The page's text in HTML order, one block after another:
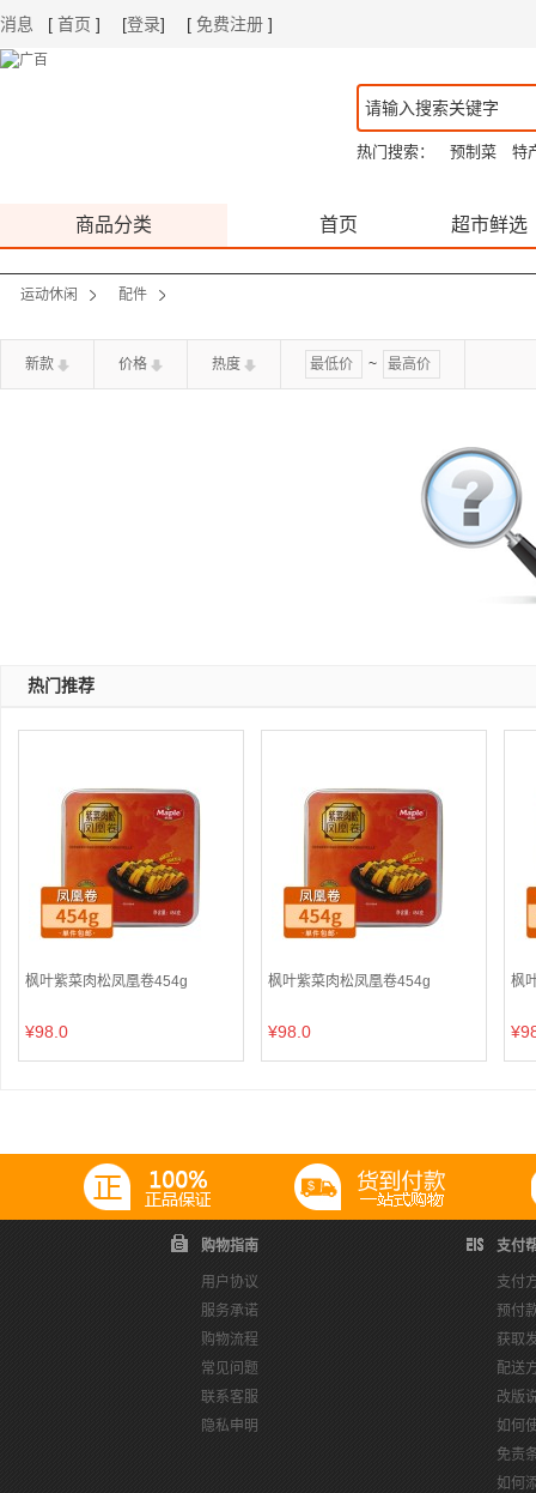
消息 [ 首页 ] [登录] [ 免费注册 ]
热门搜索： 预制菜 特
商品分类 首页 超市鲜选
运动休闲 配件
新款 价格 热度 ~
热门推荐
枫叶紫菜肉松凤凰卷454g
¥98.0
枫叶紫菜肉松凤凰卷454g
¥98.0
枫
购物指南
用户协议
服务承诺
购物流程
常见问题
联系客服
隐私申明
支付
支付
预付
获取
配送
改版
如何
免责
如何